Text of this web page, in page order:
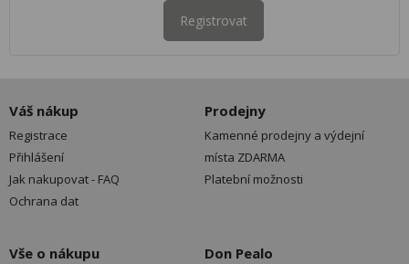
Registrovat
Váš nákup
Registrace
Přihlášení
Jak nakupovat - FAQ
Ochrana dat
Prodejny
Kamenné prodejny a výdejní
místa ZDARMA
Platební možnosti
Vše o nákupu Don Pealo